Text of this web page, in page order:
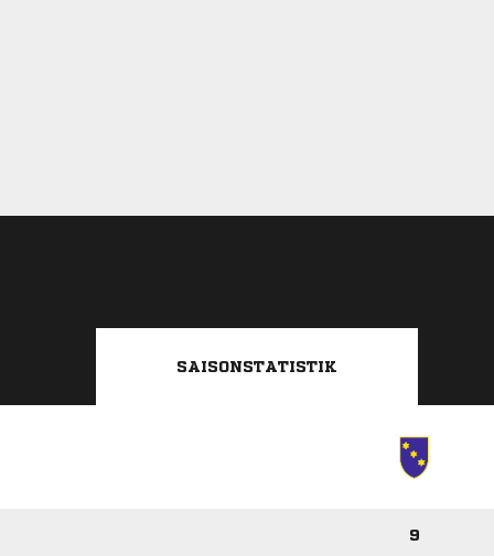
SAISONSTATISTIK
9